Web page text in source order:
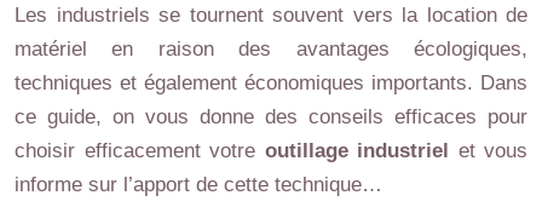
Les industriels se tournent souvent vers la location de
matériel en raison des avantages écologiques,
techniques et également économiques importants. Dans
ce guide, on vous donne des conseils efficaces pour
choisir efficacement votre outillage industriel et vous
informe sur l’apport de cette technique…